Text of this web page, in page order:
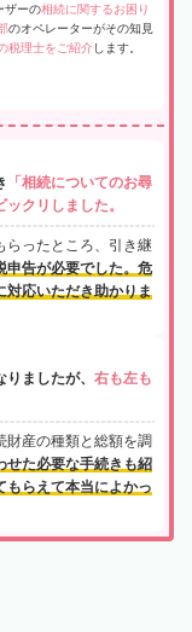
ザーの相続に関するお困り
のオペレーターがその知見
税理士をご紹介 します。
「相続についてのお尋
クリしました。
らったところ、引き継
申告が必要でした。危
対応いただき助かりま
ましたが、 右も左も
財産の種類と総額を調
せた必要な手続きも紹
もらえて本当によかっ